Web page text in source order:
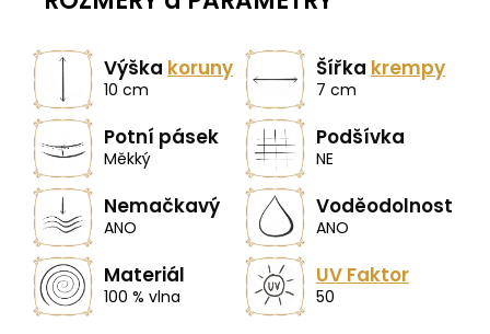
Výška koruny
10 cm
Šířka krempy
7 cm
Potní pásek
Měkký
Podšívka
NE
Nemačkavý
ANO
Voděodolnost
ANO
Materiál
100 % vlna
UV Faktor
50